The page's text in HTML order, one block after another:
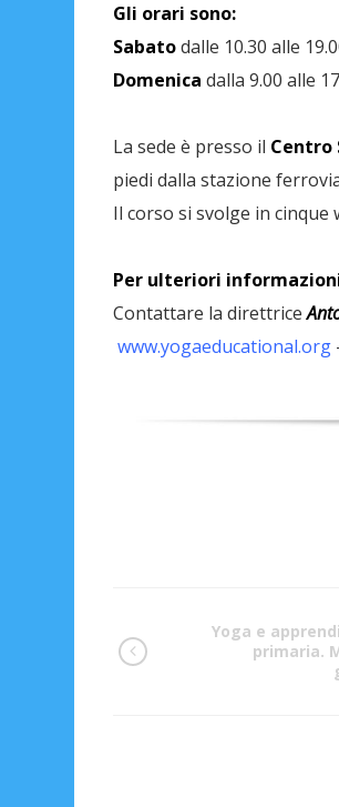
Gli orari sono:
Sabatodalle 10.30 alle
Domenica dalla 9.00 alle
La sede è presso il Centro
piedi dalla stazione
Il corso si svolge in cinque
Per ulteriori
Contattare la direttrice
www.yogaeducational.org
Yoga e
primaria.